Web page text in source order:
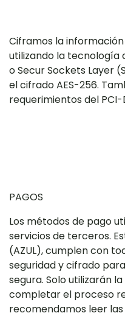
Ciframos la
utilizando la tecnología
o Secur Sockets Layer
el cifrado AES-256.
requerimientos del PCI-
PAGOS
Los métodos de pago
servicios de terceros.
(AZUL), cumplen con
seguridad y cifrado
segura. Solo utilizarán
completar el proceso
recomendamos leer